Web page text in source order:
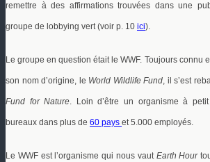
remettre à des affirmations trouvées dans une
groupe de lobbying vert (voir p. 10 ici).
Le groupe en question était le WWF. Toujours connu
son nom d’origine, le World Wildlife Fund, il s’est
Fund for Nature. Loin d’être un organisme à
bureaux dans plus de 60 pays et 5.000 employés.
Le WWF est l’organisme qui nous vaut Earth Hour